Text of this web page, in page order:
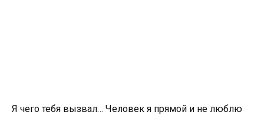
Я чего тебя вызвал… Человек я прямой и не люблю